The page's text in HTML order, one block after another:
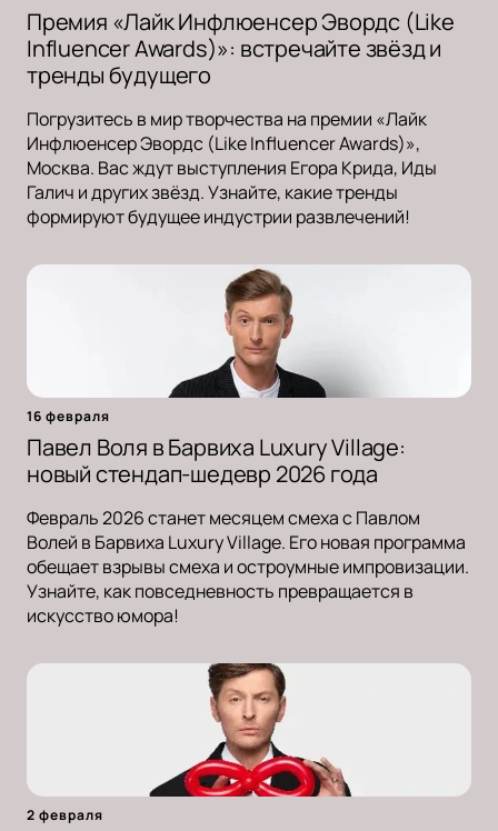
Премия «Лайк Инфлюенсер Эвордс (Like
Influencer Awards)»: встречайте звёзд и
тренды будущего
Погрузитесь в мир творчества на премии «Лайк
Инфлюенсер Эвордс (Like Influencer Awards)»,
Москва. Вас ждут выступления Егора Крида, Иды
Галич и других звёзд. Узнайте, какие тренды
формируют будущее индустрии развлечений!
16 февраля
Павел Воля в Барвиха Luxury Village:
новый стендап-шедевр 2026 года
Февраль 2026 станет месяцем смеха с Павлом
Волей в Барвиха Luxury Village. Его новая программа
обещает взрывы смеха и остроумные импровизации.
Узнайте, как повседневность превращается в
искусство юмора!
2 февраля